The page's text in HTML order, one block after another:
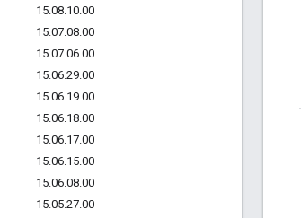
15.08.10.00
15.07.08.00
15.07.06.00
15.06.29.00
15.06.19.00
15.06.18.00
15.06.17.00
15.06.15.00
15.06.08.00
15.05.27.00